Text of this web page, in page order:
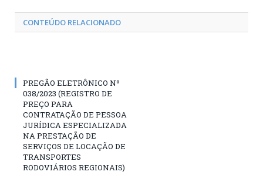
CONTEÚDO RELACIONADO
PREGÃO ELETRÔNICO Nº
038/2023 (REGISTRO DE
PREÇO PARA
CONTRATAÇÃO DE PESSOA
JURÍDICA ESPECIALIZADA
NA PRESTAÇÃO DE
SERVIÇOS DE LOCAÇÃO DE
TRANSPORTES
RODOVIÁRIOS REGIONAIS)